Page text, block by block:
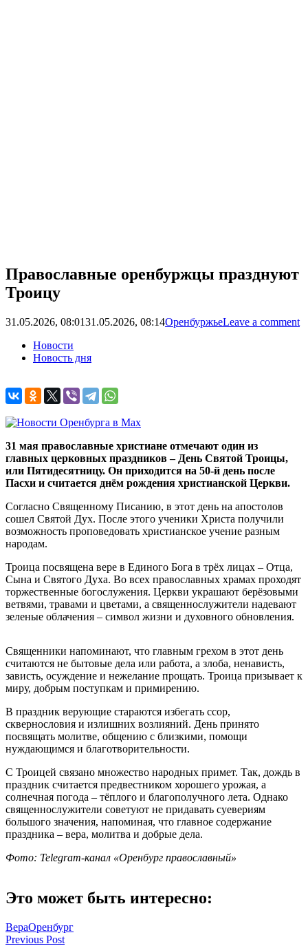
Православные оренбуржцы празднуют
Троицу
31.05.2026, 08:0131.05.2026, 08:14ОренбуржьеLeave a comment
Новости
Новость дня
31 мая православные христиане отмечают один из
главных церковных праздников – День Святой Троицы,
или Пятидесятницу. Он приходится на 50-й день после
Пасхи и считается днём рождения христианской Церкви.
Согласно Священному Писанию, в этот день на апостолов
сошел Святой Дух. После этого ученики Христа получили
возможность проповедовать христианское учение разным
народам.
Троица посвящена вере в Единого Бога в трёх лицах – Отца,
Сына и Святого Духа. Во всех православных храмах проходят
торжественные богослужения. Церкви украшают берёзовыми
ветвями, травами и цветами, а священнослужители надевают
зеленые облачения – символ жизни и духовного обновления.
Священники напоминают, что главным грехом в этот день
считаются не бытовые дела или работа, а злоба, ненависть,
зависть, осуждение и нежелание прощать. Троица призывает к
миру, добрым поступкам и примирению.
В праздник верующие стараются избегать ссор,
сквернословия и излишних возлияний. День принято
посвящать молитве, общению с близкими, помощи
нуждающимся и благотворительности.
С Троицей связано множество народных примет. Так, дождь в
праздник считается предвестником хорошего урожая, а
солнечная погода – тёплого и благополучного лета. Однако
священнослужители советуют не придавать суевериям
большого значения, напоминая, что главное содержание
праздника – вера, молитва и добрые дела.
Фото: Telegram-канал «Оренбург православный»
Это может быть интересно:
ВераОренбург
Навигация
Previous Post